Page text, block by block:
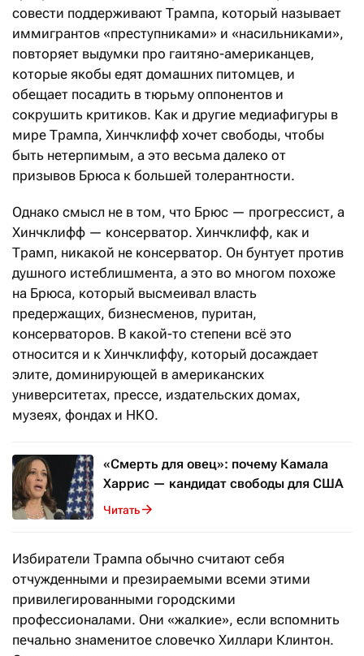
совести поддерживают Трампа, который называет
иммигрантов «преступниками» и «насильниками»,
повторяет выдумки про гаитяно-американцев,
которые якобы едят домашних питомцев, и
обещает посадить в тюрьму оппонентов и
сокрушить критиков. Как и другие медиафигуры в
мире Трампа, Хинчклифф хочет свободы, чтобы
быть нетерпимым, а это весьма далеко от
призывов Брюса к большей толерантности.
Однако смысл не в том, что Брюс — прогрессист, а
Хинчклифф — консерватор. Хинчклифф, как и
Трамп, никакой не консерватор. Он бунтует против
душного истеблишмента, а это во многом похоже
на Брюса, который высмеивал власть
предержащих, бизнесменов, пуритан,
консерваторов. В какой-то степени всё это
относится и к Хинчклиффу, который досаждает
элите, доминирующей в американских
университетах, прессе, издательских домах,
музеях, фондах и НКО.
«Смерть для овец»: почему Камала
Харрис — кандидат свободы для США
Читать
Избиратели Трампа обычно считают себя
отчужденными и презираемыми всеми этими
привилегированными городскими
профессионалами. Они «жалкие», если вспомнить
печально знаменитое словечко Хиллари Клинтон.